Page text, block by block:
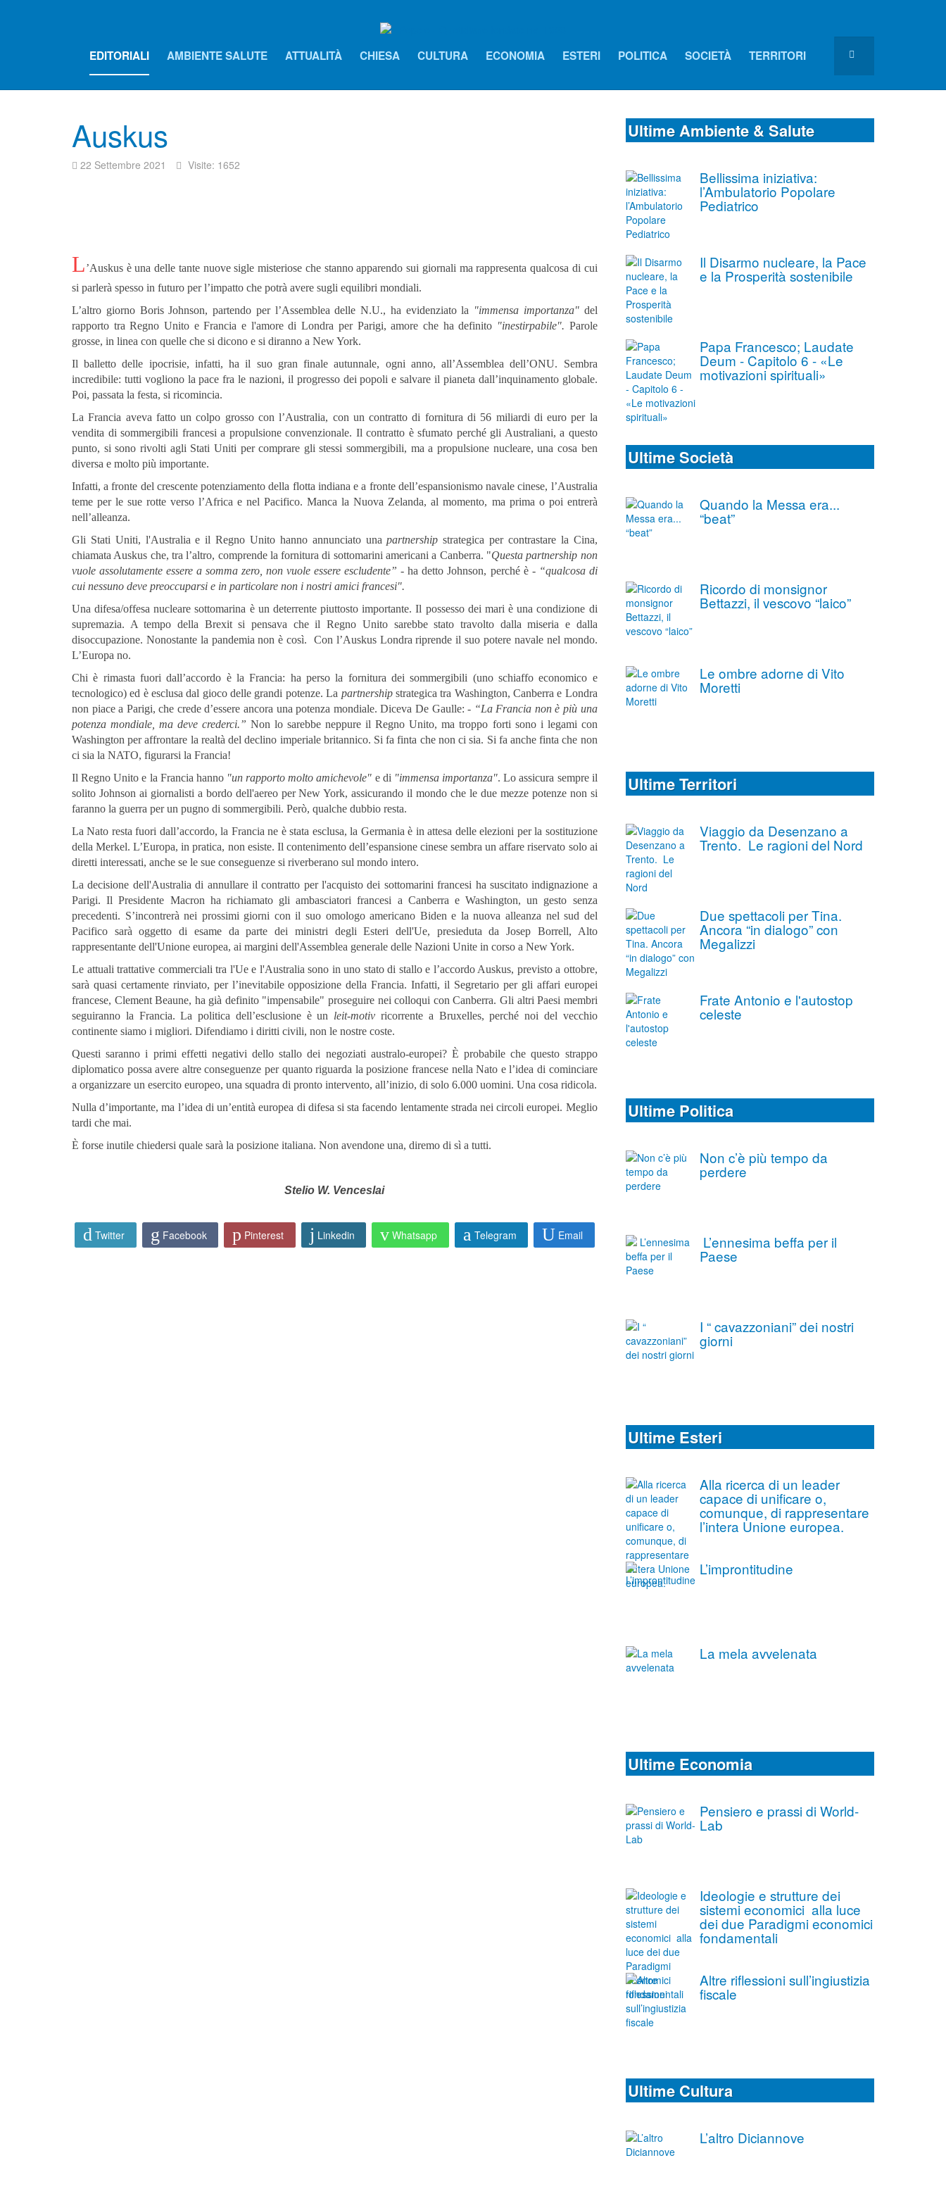
EDITORIALI AMBIENTE SALUTE ATTUALITÀ CHIESA CULTURA ECONOMIA ESTERI POLITICA SOCIETÀ TERRITORI
Auskus
22 Settembre 2021 Visite: 1652
L’Auskus è una delle tante nuove sigle misteriose che stanno apparendo sui giornali ma rappresenta qualcosa di cui
si parlerà spesso in futuro per l’impatto che potrà avere sugli equilibri mondiali.
L’altro giorno Boris Johnson, partendo per l’Assemblea delle N.U., ha evidenziato la "immensa importanza"del
rapporto tra Regno Unito e Francia e l'amore di Londra per Parigi, amore che ha definito "inestirpabile". Parole
grosse, in linea con quelle che si dicono e si diranno a New York.
Il balletto delle ipocrisie, infatti, ha il suo gran finale autunnale, ogni anno, all’Assemblea dell’ONU. Sembra
incredibile: tutti vogliono la pace fra le nazioni, il progresso dei popoli e salvare il pianeta dall’inquinamento globale.
Poi, passata la festa, si ricomincia.
La Francia aveva fatto un colpo grosso con l’Australia, con un contratto di fornitura di 56 miliardi di euro per la
vendita di sommergibili francesi a propulsione convenzionale. Il contratto è sfumato perché gli Australiani, a questo
punto, si sono rivolti agli Stati Uniti per comprare gli stessi sommergibili, ma a propulsione nucleare, una cosa ben
diversa e molto più importante.
Infatti, a fronte del crescente potenziamento della flotta indiana e a fronte dell’espansionismo navale cinese, l’Australia
teme per le sue rotte verso l’Africa e nel Pacifico. Manca la Nuova Zelanda, al momento, ma prima o poi entrerà
nell’alleanza.
Gli Stati Uniti, l'Australia e il Regno Unito hanno annunciato unapartnershipstrategica per contrastare la Cina,
chiamata Auskus che, tra l’altro, comprende la fornitura di sottomarini americani a Canberra. "Questa partnership non
vuole assolutamente essere a somma zero, non vuole essere escludente” - ha detto Johnson, perché è - “qualcosa di
cui nessuno deve preoccuparsi e in particolare non i nostri amici francesi".
Una difesa/offesa nucleare sottomarina è un deterrente piuttosto importante. Il possesso dei mari è una condizione di
supremazia. A tempo della Brexit si pensava che il Regno Unito sarebbe stato travolto dalla miseria e dalla
disoccupazione. Nonostante la pandemia non è così. Con l’Auskus Londra riprende il suo potere navale nel mondo.
L’Europa no.
Chi è rimasta fuori dall’accordo è la Francia: ha perso la fornitura dei sommergibili (uno schiaffo economico e
tecnologico) ed è esclusa dal gioco delle grandi potenze. La partnership strategica tra Washington, Canberra e Londra
non piace a Parigi, che crede d’essere ancora una potenza mondiale. Diceva De Gaulle: - “La Francia non è più una
potenza mondiale, ma deve crederci.”Non lo sarebbe neppure il Regno Unito, ma troppo forti sono i legami con
Washington per affrontare la realtà del declino imperiale britannico. Si fa finta che non ci sia. Si fa anche finta che non
ci sia la NATO, figurarsi la Francia!
Il Regno Unito e la Francia hanno "un rapporto molto amichevole" e di "immensa importanza". Lo assicura sempre il
solito Johnson ai giornalisti a bordo dell'aereo per New York, assicurando il mondo che le due mezze potenze non si
faranno la guerra per un pugno di sommergibili. Però, qualche dubbio resta.
La Nato resta fuori dall’accordo, la Francia ne è stata esclusa, la Germania è in attesa delle elezioni per la sostituzione
della Merkel. L’Europa, in pratica, non esiste. Il contenimento dell’espansione cinese sembra un affare riservato solo ai
diretti interessati, anche se le sue conseguenze si riverberano sul mondo intero.
La decisione dell'Australia di annullare il contratto per l'acquisto dei sottomarini francesi ha suscitato indignazione a
Parigi. Il Presidente Macron ha richiamato gli ambasciatori francesi a Canberra e Washington, un gesto senza
precedenti. S’incontrerà nei prossimi giorni con il suo omologo americano Biden e la nuova alleanza nel sud del
Pacifico sarà oggetto di esame da parte dei ministri degli Esteri dell'Ue, presieduta da Josep Borrell, Alto
rappresentante dell'Unione europea, ai margini dell'Assemblea generale delle Nazioni Unite in corso a New York.
Le attuali trattative commerciali tra l'Ue e l'Australia sono in uno stato di stallo e l’accordo Auskus, previsto a ottobre,
sarà quasi certamente rinviato, per l’inevitabile opposizione della Francia. Infatti, il Segretario per gli affari europei
francese, Clement Beaune, ha già definito "impensabile" proseguire nei colloqui con Canberra. Gli altri Paesi membri
seguiranno la Francia. La politica dell’esclusione è un leit-motiv ricorrente a Bruxelles, perché noi del vecchio
continente siamo i migliori. Difendiamo i diritti civili, non le nostre coste.
Questi saranno i primi effetti negativi dello stallo dei negoziati australo-europei? È probabile che questo strappo
diplomatico possa avere altre conseguenze per quanto riguarda la posizione francese nella Nato e l’idea di cominciare
a organizzare un esercito europeo, una squadra di pronto intervento, all’inizio, di solo 6.000 uomini. Una cosa ridicola.
Nulla d’importante, ma l’idea di un’entità europea di difesa si sta facendo lentamente strada nei circoli europei. Meglio
tardi che mai.
È forse inutile chiedersi quale sarà la posizione italiana. Non avendone una, diremo di sì a tutti.
Stelio W. Venceslai
Twitter Facebook Pinterest Linkedin Whatsapp Telegram Email
Ultime Ambiente & Salute
Bellissima iniziativa:
l’Ambulatorio Popolare
Pediatrico
Il Disarmo nucleare, la Pace
e la Prosperità sostenibile
Papa Francesco; Laudate
Deum - Capitolo 6 - «Le
motivazioni spirituali»
Ultime Società
Quando la Messa era...
“beat”
Ricordo di monsignor
Bettazzi, il vescovo “laico”
Le ombre adorne di Vito
Moretti
Ultime Territori
Viaggio da Desenzano a
Trento. Le ragioni del Nord
Due spettacoli per Tina.
Ancora “in dialogo” con
Megalizzi
Frate Antonio e l'autostop
celeste
Ultime Politica
Non c’è più tempo da
perdere
L’ennesima beffa per il
Paese
I “ cavazzoniani” dei nostri
giorni
Ultime Esteri
Alla ricerca di un leader
capace di unificare o,
comunque, di rappresentare
l’intera Unione europea.
L’improntitudine
La mela avvelenata
Ultime Economia
Pensiero e prassi di World-
Lab
Ideologie e strutture dei
sistemi economici alla luce
dei due Paradigmi economici
fondamentali
Altre riflessioni sull’ingiustizia
fiscale
Ultime Cultura
L’altro Diciannove